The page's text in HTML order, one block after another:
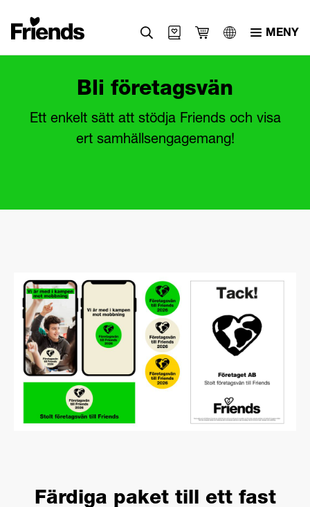
English
العربية
MENY
Bli företagsvän
Ett enkelt sätt att stödja Friends och visa
ert samhällsengagemang!
Färdiga paket till ett fast